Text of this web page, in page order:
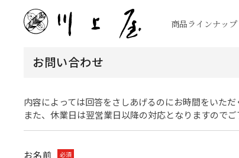
商品ラインナップ
お問い合わせ
内容によっては回答をさしあげるのにお時間をいただ
また、休業日は翌営業日以降の対応となりますのでご
お名前 必須